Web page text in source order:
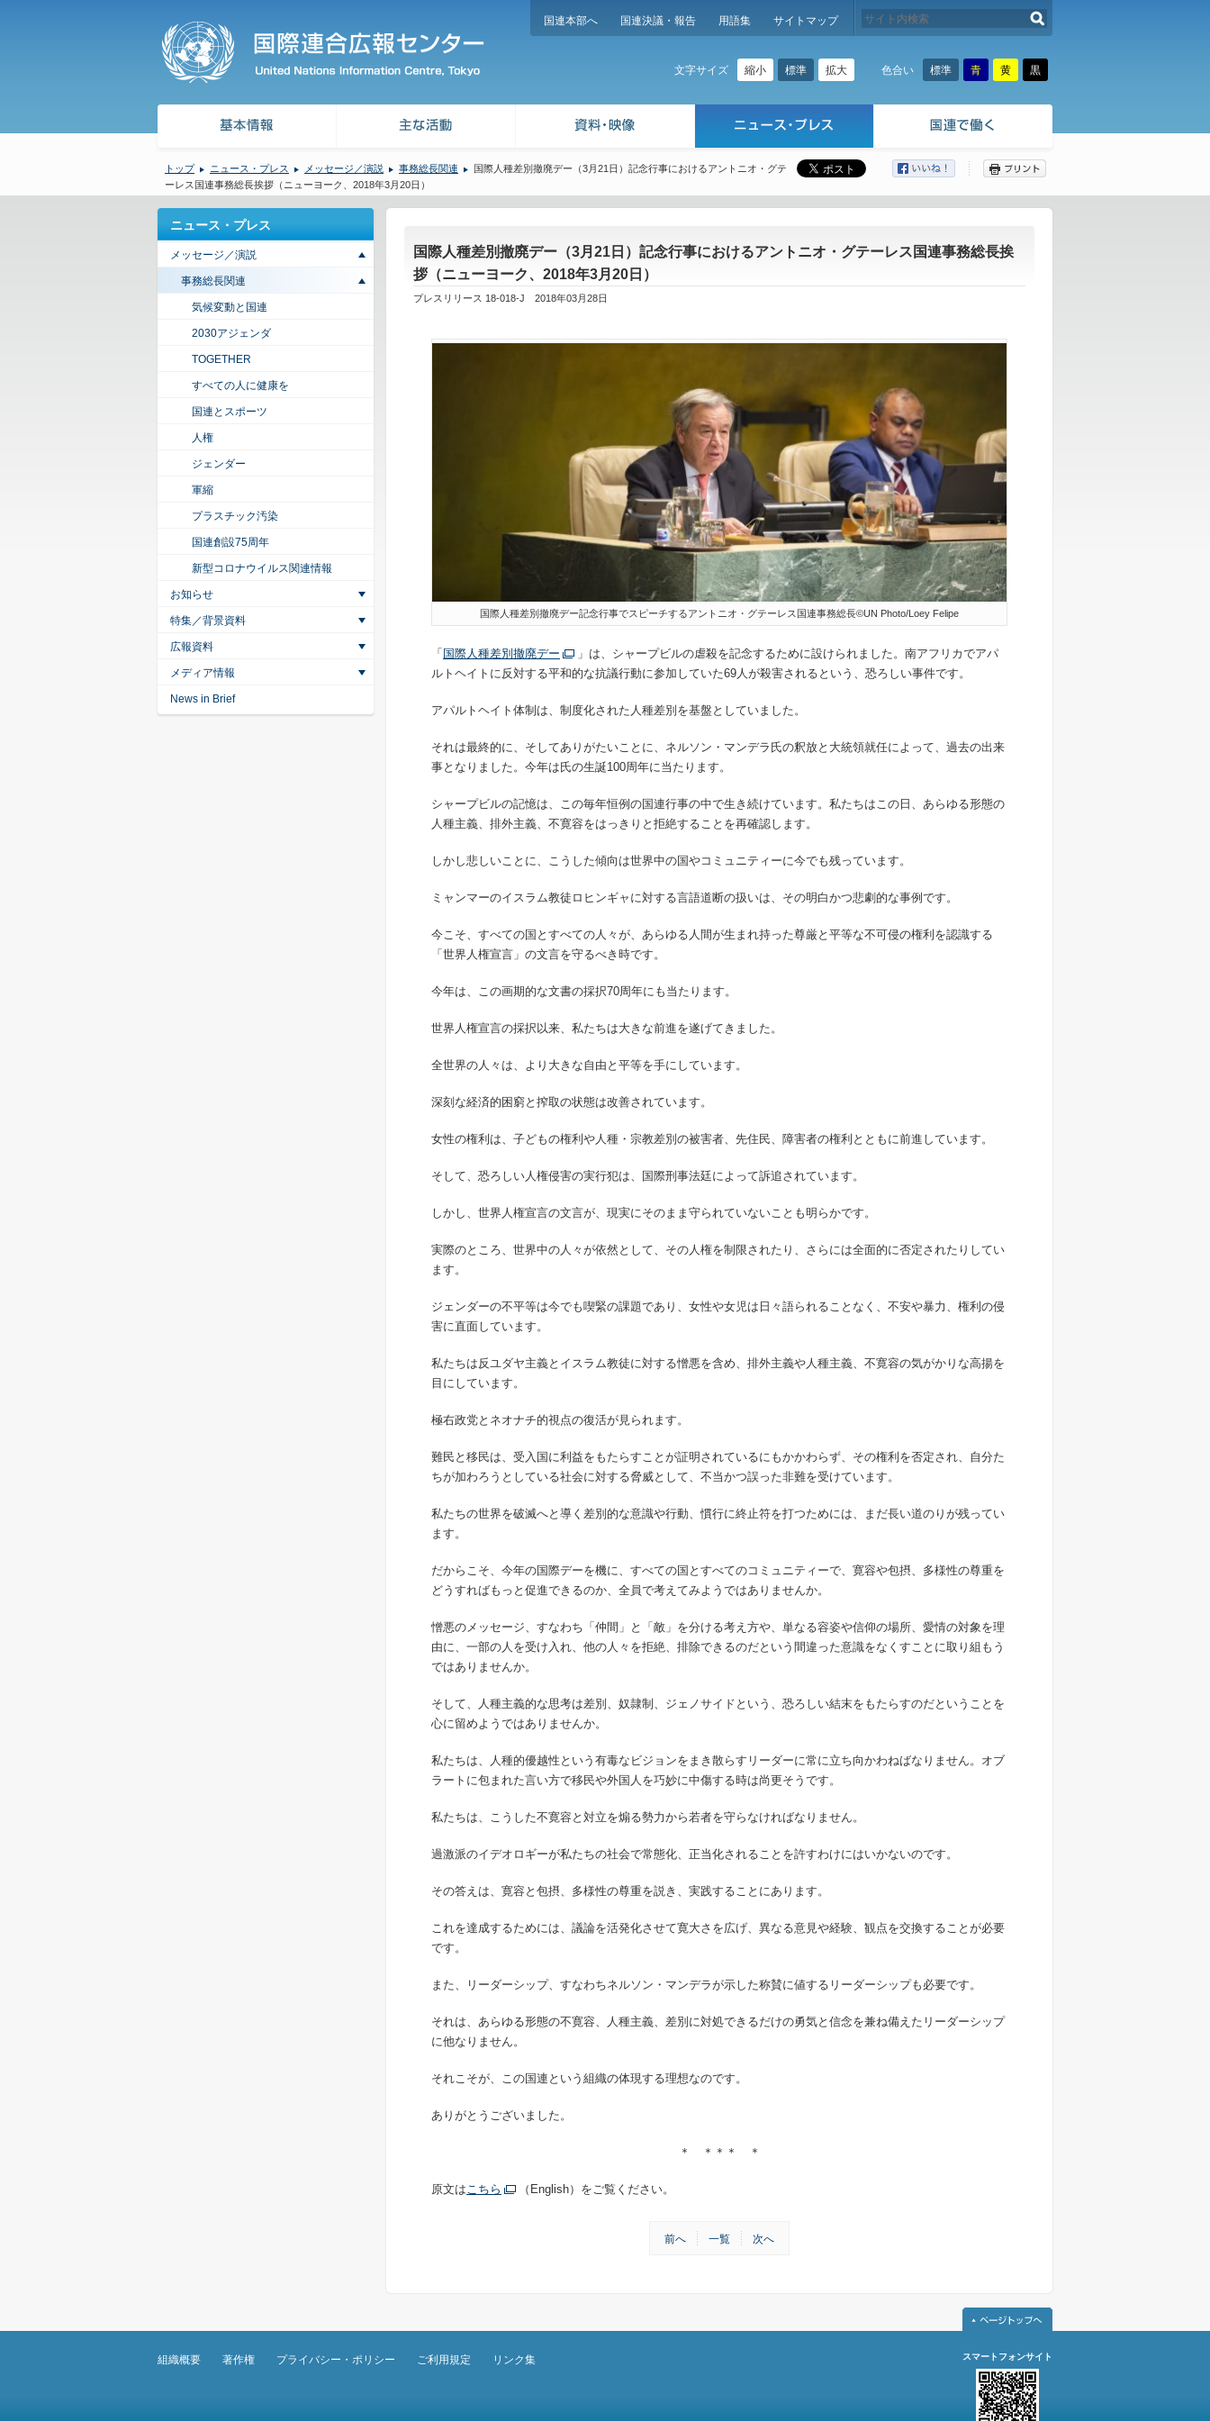
国連本部へ 国連決議・報告 用語集 サイトマップ
文字サイズ 縮小 標準 拡大 色合い 標準 青 黄 黒
トップ ニュース・プレス メッセージ／演説 事務総長関連
国際人種差別撤廃デー（3月21日）記念行事におけるアントニオ・グテ
ーレス国連事務総長挨拶（ニューヨーク、2018年3月20日）
国際人種差別撤廃デー（3月21日）記念行事におけるアントニオ・グテーレス国連事務総長挨
拶（ニューヨーク、2018年3月20日）
プレスリリース 18-018-J 2018年03月28日
国際人種差別撤廃デー記念行事でスピーチするアントニオ・グテーレス国連事務総長©UN Photo/Loey Felipe
「 国際人種差別撤廃デー
」は、シャープビルの虐殺を記念するために設けられました。南アフリカでアパ
ルトヘイトに反対する平和的な抗議行動に参加していた69人が殺害されるという、恐ろしい事件です。
アパルトヘイト体制は、制度化された人種差別を基盤としていました。
それは最終的に、そしてありがたいことに、ネルソン・マンデラ氏の釈放と大統領就任によって、過去の出来
事となりました。今年は氏の生誕100周年に当たります。
シャープビルの記憶は、この毎年恒例の国連行事の中で生き続けています。私たちはこの日、あらゆる形態の
人種主義、排外主義、不寛容をはっきりと拒絶することを再確認します。
しかし悲しいことに、こうした傾向は世界中の国やコミュニティーに今でも残っています。
ミャンマーのイスラム教徒ロヒンギャに対する言語道断の扱いは、その明白かつ悲劇的な事例です。
今こそ、すべての国とすべての人々が、あらゆる人間が生まれ持った尊厳と平等な不可侵の権利を認識する
「世界人権宣言」の文言を守るべき時です。
今年は、この画期的な文書の採択70周年にも当たります。
世界人権宣言の採択以来、私たちは大きな前進を遂げてきました。
全世界の人々は、より大きな自由と平等を手にしています。
深刻な経済的困窮と搾取の状態は改善されています。
女性の権利は、子どもの権利や人種・宗教差別の被害者、先住民、障害者の権利とともに前進しています。
そして、恐ろしい人権侵害の実行犯は、国際刑事法廷によって訴追されています。
しかし、世界人権宣言の文言が、現実にそのまま守られていないことも明らかです。
実際のところ、世界中の人々が依然として、その人権を制限されたり、さらには全面的に否定されたりしてい
ます。
ジェンダーの不平等は今でも喫緊の課題であり、女性や女児は日々語られることなく、不安や暴力、権利の侵
害に直面しています。
私たちは反ユダヤ主義とイスラム教徒に対する憎悪を含め、排外主義や人種主義、不寛容の気がかりな高揚を
目にしています。
極右政党とネオナチ的視点の復活が見られます。
難民と移民は、受入国に利益をもたらすことが証明されているにもかかわらず、その権利を否定され、自分た
ちが加わろうとしている社会に対する脅威として、不当かつ誤った非難を受けています。
私たちの世界を破滅へと導く差別的な意識や行動、慣行に終止符を打つためには、まだ長い道のりが残ってい
ます。
だからこそ、今年の国際デーを機に、すべての国とすべてのコミュニティーで、寛容や包摂、多様性の尊重を
どうすればもっと促進できるのか、全員で考えてみようではありませんか。
憎悪のメッセージ、すなわち「仲間」と「敵」を分ける考え方や、単なる容姿や信仰の場所、愛情の対象を理
由に、一部の人を受け入れ、他の人々を拒絶、排除できるのだという間違った意識をなくすことに取り組もう
ではありませんか。
そして、人種主義的な思考は差別、奴隷制、ジェノサイドという、恐ろしい結末をもたらすのだということを
心に留めようではありませんか。
私たちは、人種的優越性という有毒なビジョンをまき散らすリーダーに常に立ち向かわねばなりません。オブ
ラートに包まれた言い方で移民や外国人を巧妙に中傷する時は尚更そうです。
私たちは、こうした不寛容と対立を煽る勢力から若者を守らなければなりません。
過激派のイデオロギーが私たちの社会で常態化、正当化されることを許すわけにはいかないのです。
その答えは、寛容と包摂、多様性の尊重を説き、実践することにあります。
これを達成するためには、議論を活発化させて寛大さを広げ、異なる意見や経験、観点を交換することが必要
です。
また、リーダーシップ、すなわちネルソン・マンデラが示した称賛に値するリーダーシップも必要です。
それは、あらゆる形態の不寛容、人種主義、差別に対処できるだけの勇気と信念を兼ね備えたリーダーシップ
に他なりません。
それこそが、この国連という組織の体現する理想なのです。
ありがとうございました。
＊ ＊＊＊ ＊
原文はこちら （English）をご覧ください。
前へ 一覧 次へ
ニュース・プレス
メッセージ／演説
事務総長関連
気候変動と国連
2030アジェンダ
TOGETHER
すべての人に健康を
国連とスポーツ
人権
ジェンダー
軍縮
プラスチック汚染
国連創設75周年
新型コロナウイルス関連情報
お知らせ
特集／背景資料
広報資料
メディア情報
News in Brief
組織概要 著作権 プライバシー・ポリシー ご利用規定 リンク集 スマートフォンサイト